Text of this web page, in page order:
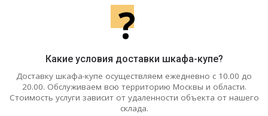
?
Какие условия доставки шкафа-купе?
Доставку шкафа-купе осуществляем ежедневно с 10.00 до
20.00. Обслуживаем всю территорию Москвы и области.
Стоимость услуги зависит от удаленности объекта от нашего
склада.